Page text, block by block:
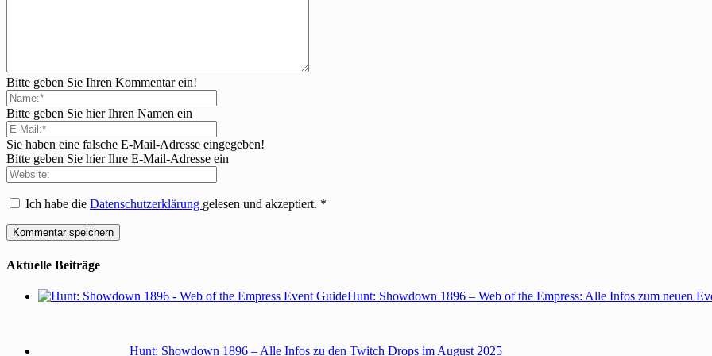
Bitte geben Sie Ihren Kommentar ein!
Bitte geben Sie hier Ihren Namen ein
Sie haben eine falsche E-Mail-Adresse eingegeben!
Bitte geben Sie hier Ihre E-Mail-Adresse ein
Ich habe die Datenschutzerklärung gelesen und akzeptiert. *
Aktuelle Beiträge
Hunt: Showdown 1896 – Web of the Empress: Alle Infos zum neuen
Hunt: Showdown 1896 – Alle Infos zu den Twitch Drops im August 2025